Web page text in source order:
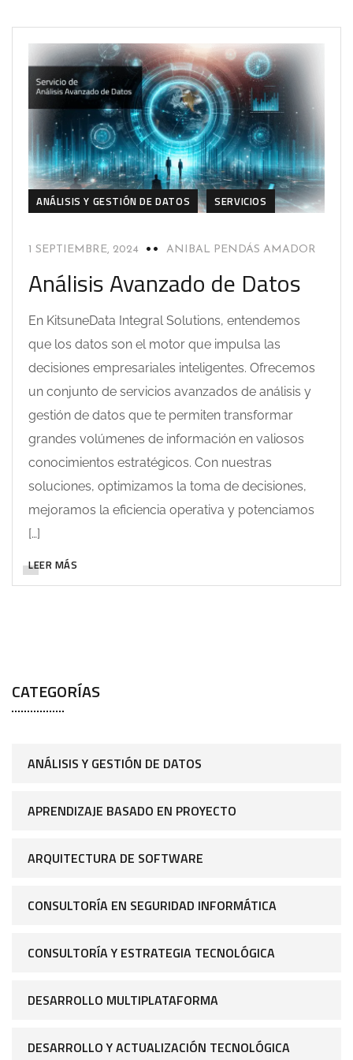
ANÁLISIS Y GESTIÓN DE DATOS SERVICIOS
1 SEPTIEMBRE, 2024 ANIBAL PENDÁS AMADOR
Análisis Avanzado de Datos
En KitsuneData Integral Solutions, entendemos
que los datos son el motor que impulsa las
decisiones empresariales inteligentes. Ofrecemos
un conjunto de servicios avanzados de análisis y
gestión de datos que te permiten transformar
grandes volúmenes de información en valiosos
conocimientos estratégicos. Con nuestras
soluciones, optimizamos la toma de decisiones,
mejoramos la eficiencia operativa y potenciamos
[…]
LEER MÁS
CATEGORÍAS
ANÁLISIS Y GESTIÓN DE DATOS
APRENDIZAJE BASADO EN PROYECTO
ARQUITECTURA DE SOFTWARE
CONSULTORÍA EN SEGURIDAD INFORMÁTICA
CONSULTORÍA Y ESTRATEGIA TECNOLÓGICA
DESARROLLO MULTIPLATAFORMA
DESARROLLO Y ACTUALIZACIÓN TECNOLÓGICA